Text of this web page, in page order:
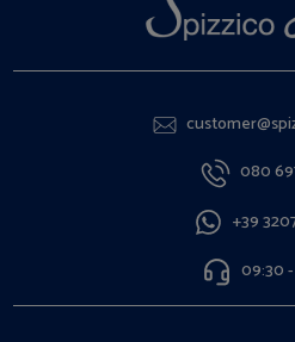
080
+39
09:30